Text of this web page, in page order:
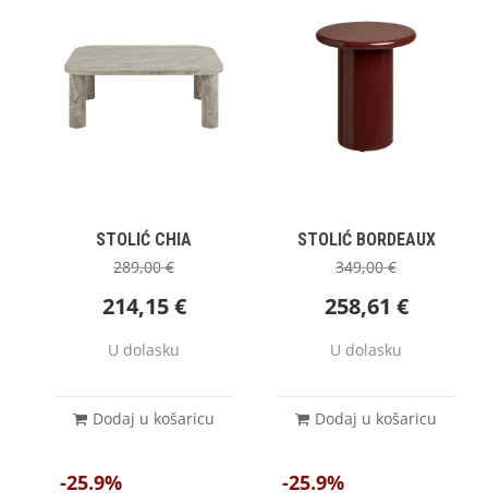
STOLIĆ CHIA
289,00€
214,15€
U dolasku
Dodaj u košaricu
STOLIĆ BORDEAUX
349,00€
258,61 €
U dolasku
Dodaj u košaricu
-25.9% -25.9%